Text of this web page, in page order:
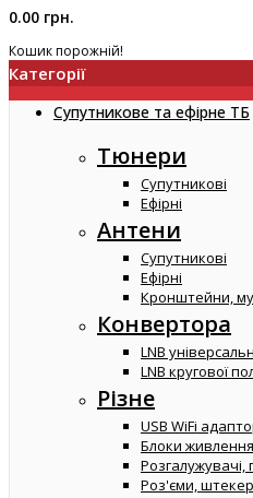
0.00 грн.
Кошик порожній!
Категорії
Супутникове та ефірне ТБ
Тюнери
Супутникові
Ефірні
Антени
Супутникові
Ефірні
Кронштейни,
Конвертора
LNB
LNB кругової
Різне
USB WiFi
Блоки живлення
Розгалужувачі,
Роз'єми,